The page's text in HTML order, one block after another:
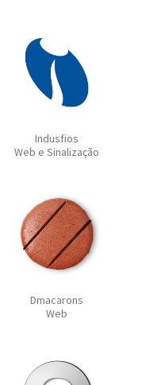
Indusfios
Web e Sinalização
Dmacarons
Web